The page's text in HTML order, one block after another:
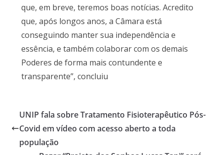
que, em breve, teremos boas notícias. Acredito
que, após longos anos, a Câmara está
conseguindo manter sua independência e
essência, e também colaborar com os demais
Poderes de forma mais contundente e
transparente”, concluiu
​UNIP fala sobre Tratamento Fisioterapêutico Pós-
Covid em vídeo com acesso aberto a toda
população